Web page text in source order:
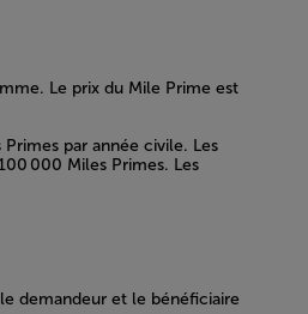
Le prix du Mile Prime est
par année civile. Les
000 Miles Primes. Les
demandeur et le bénéficiaire